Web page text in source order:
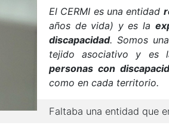
El CERMI es una entidad
años de vida) y es la
discapacidad. Somos
tejido asociativo y es
personas con
como en cada territorio.
Faltaba una entidad que